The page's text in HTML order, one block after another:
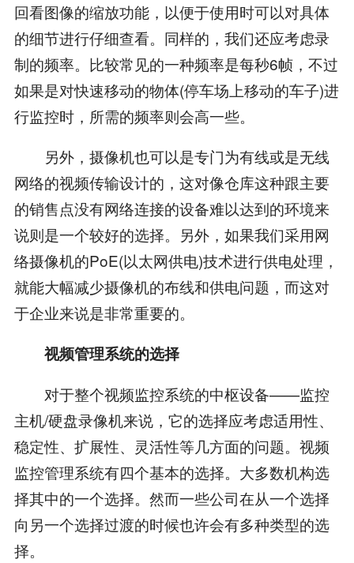
回看图像的缩放功能，以便于使用时可以对具体
的细节进行仔细查看。同样的，我们还应考虑录
制的频率。比较常见的一种频率是每秒6帧，不过
如果是对快速移动的物体(停车场上移动的车子)进
行监控时，所需的频率则会高一些。
另外，摄像机也可以是专门为有线或是无线
网络的视频传输设计的，这对像仓库这种跟主要
的销售点没有网络连接的设备难以达到的环境来
说则是一个较好的选择。另外，如果我们采用网
络摄像机的PoE(以太网供电)技术进行供电处理，
就能大幅减少摄像机的布线和供电问题，而这对
于企业来说是非常重要的。
视频管理系统的选择
对于整个视频监控系统的中枢设备——监控
主机/硬盘录像机来说，它的选择应考虑适用性、
稳定性、扩展性、灵活性等几方面的问题。视频
监控管理系统有四个基本的选择。大多数机构选
择其中的一个选择。然而一些公司在从一个选择
向另一个选择过渡的时候也许会有多种类型的选
择。